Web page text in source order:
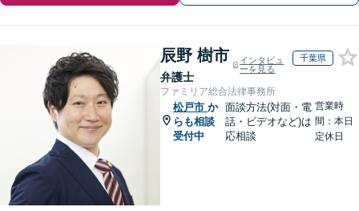
辰野 樹市
弁護士
インタビュ
ーを見る
千葉県
ファミリア総合法律事務所
松戸市 か
らも相談
受付中
面談方法(対面・電
話・ビデオなど)は
応相談
営業時
間：本日
定休日